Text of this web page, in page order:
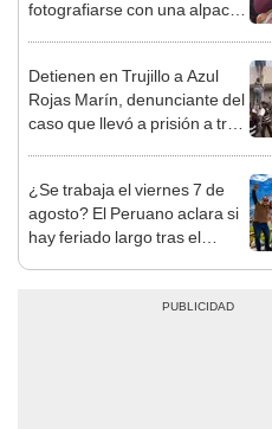
fotografiarse con una alpaca
Detienen en Trujillo a Azul
Rojas Marín, denunciante del
caso que llevó a prisión a tres
¿Se trabaja el viernes 7 de
agosto? El Peruano aclara si
hay feriado largo tras el